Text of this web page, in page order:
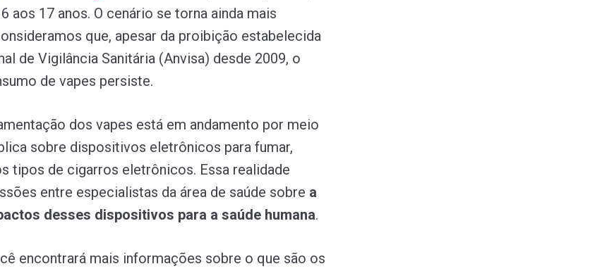
aos 17 anos. O cenário se torna ainda mais
que, apesar da proibição estabelecida
de Vigilância Sanitária (Anvisa) desde 2009, o
de vapes persiste.
dos vapes está em andamento por meio
sobre dispositivos eletrônicos para fumar,
tipos de cigarros eletrônicos. Essa realidade
entre especialistas da área de saúde sobre a
desses dispositivos para a saúde humana.
encontrará mais informações sobre o que são os